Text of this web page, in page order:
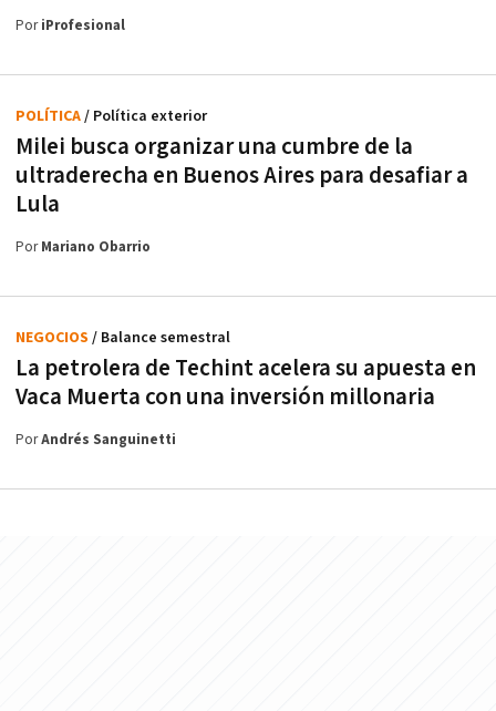
PoriProfesional
Milei busca organizar una cumbre de la
ultraderecha en Buenos Aires para desafiar a
Lula
POLÍTICA/ Política exterior
PorMariano Obarrio
La petrolera de Techint acelera su apuesta en
Vaca Muerta con una inversión millonaria
NEGOCIOS / Balance semestral
PorAndrés Sanguinetti